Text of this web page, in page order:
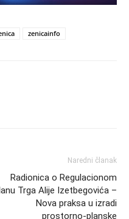
zenicainfo
Naredni članak
Radionica o Regulacionom
Trga Alije Izetbegovića –
Nova praksa u izradi
prostorno-planske